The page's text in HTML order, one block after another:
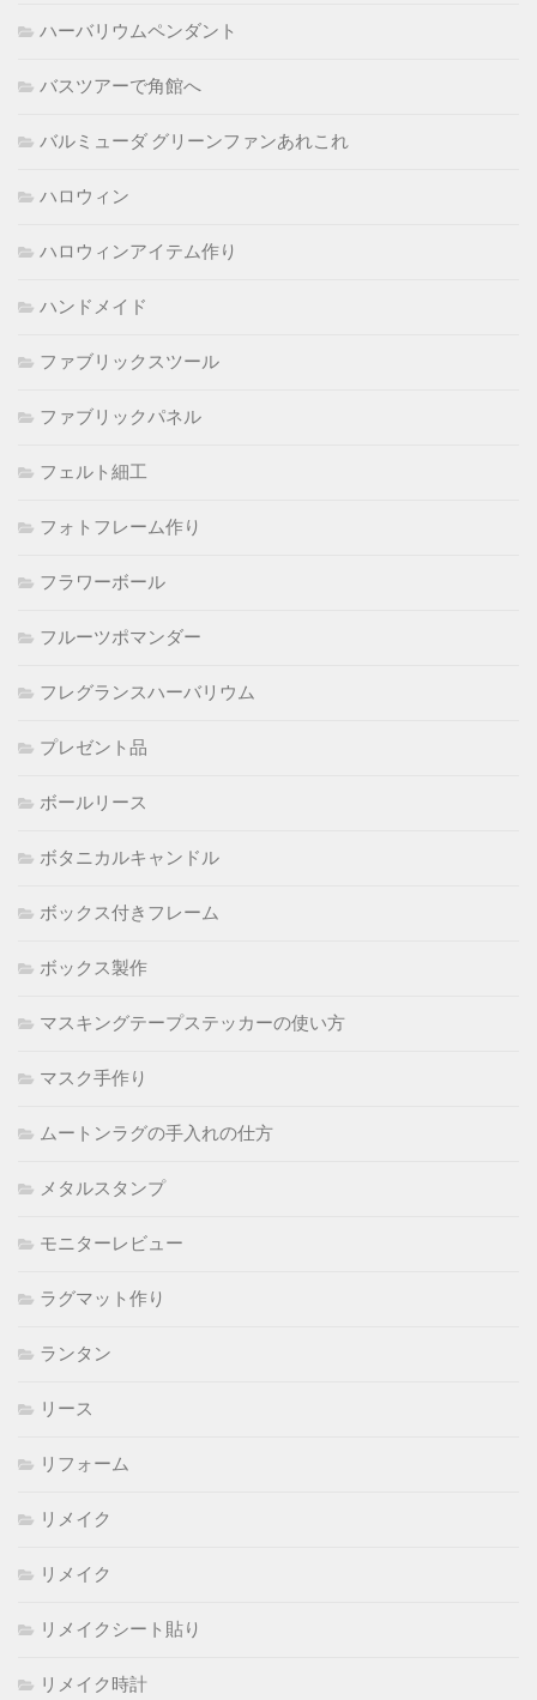
ハーバリウムペンダント
バスツアーで角館へ
バルミューダ グリーンファンあれこれ
ハロウィン
ハロウィンアイテム作り
ハンドメイド
ファブリックスツール
ファブリックパネル
フェルト細工
フォトフレーム作り
フラワーボール
フルーツポマンダー
フレグランスハーバリウム
プレゼント品
ボールリース
ボタニカルキャンドル
ボックス付きフレーム
ボックス製作
マスキングテープステッカーの使い方
マスク手作り
ムートンラグの手入れの仕方
メタルスタンプ
モニターレビュー
ラグマット作り
ランタン
リース
リフォーム
リメイク
リメイク
リメイクシート貼り
リメイク時計